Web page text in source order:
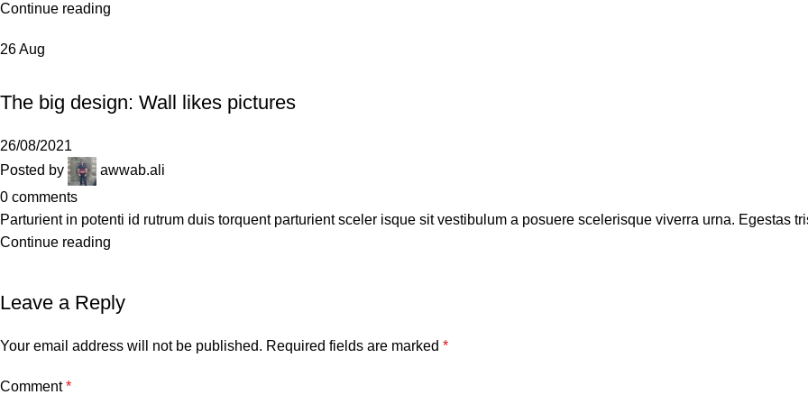
Continue reading
26Aug
The big design: Wall likes pictures
26/08/2021
Posted by
awwab.ali
0 comments
Parturient in potenti id rutrum duis torquent parturient sceler isque sit vestibulum a posuere scelerisque viverra urna. Egestas
Continue reading
Leave a Reply
Your email address will not be published. Required fields are marked *
Comment*